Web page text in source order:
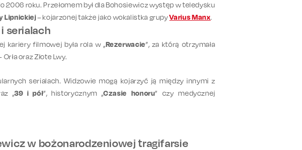
2006 roku. Przełomem był dla Bohosiewicz występ w teledysku
Lipnickiej– kojarzonej także jako wokalistka grupyVarius Manx.
serialach
kariery filmowej była rola w „Rezerwacie”, za którą otrzymała
oraz Złote Lwy.
serialach. Widzowie mogą kojarzyć ją między innymi z
„39 i pół”,historycznym „Czasie honoru” czymedycznej
w bożonarodzeniowej tragifarsie